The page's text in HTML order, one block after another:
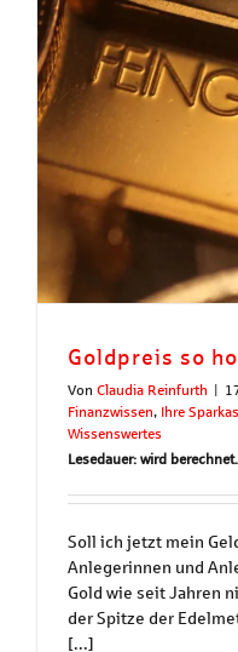
Goldpreis so
Von Claudia Reinfurth |
Finanzwissen, Ihre
Wissenswertes
Lesedauer: wird
Soll ich jetzt mein
Anlegerinnen und
Gold wie seit Jahren
der Spitze der
[...]